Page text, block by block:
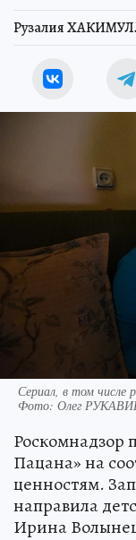
Рузалия
Сериал, в том числе
Фото: Олег
Роскомнадзор
Пацана» на
ценностям.
направила
Ирина